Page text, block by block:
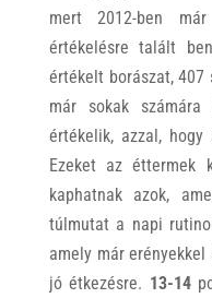
mert 2012-ben
értékelésre talált
értékelt borászat,
már sokak
értékelik, azzal,
Ezeket az éttermek
kaphatnak azok,
túlmutat a napi
amely már
jó étkezésre. 13-14